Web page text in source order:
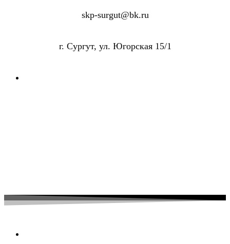
skp-surgut@bk.ru
г. Сургут, ул. Югорская 15/1